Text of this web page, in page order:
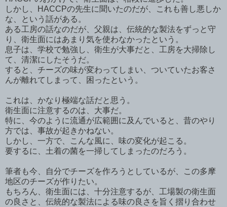
しかし、HACCPの先生に聞いたのだが、これも善し悪しか
な、という話がある。
ある工房の話なのだが、父親は、伝統的な製法をずっと守
り、衛生面にはあまり気を使わなかったという。
息子は、学校で勉強し、衛生が大事だと、工房を大掃除し
て、清潔にしたそうだ。
すると、チーズの味が変わってしまい、ついていたお客さ
んが離れてしまって、困ったという。
これは、かなり極端な話だと思う。
衛生面に注意するのは、大事だ。
特に、今のように流通が広範囲に及んでいると、昔のやり
方では、事故が起きかねない。
しかし、一方で、こんな風に、味の変化が起こる。
要するに、土着の菌を一掃してしまったのだろう。
筆者も今、自分でチーズを作ろうとしているが、この多摩
地区のチーズが作りたい。
もちろん、衛生面には、十分注意するが、工場製の衛生面
の良さと、伝統的な製法による味の良さを旨く摺り合わせ